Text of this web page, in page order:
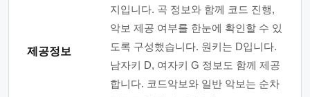
제공정보
지입니다. 곡 정보와 함께 코드 진행,
악보 제공 여부를 한눈에 확인할 수 있
도록 구성했습니다. 원키는 D입니다.
남자키 D, 여자키 G 정보도 함께 제공
합니다. 코드악보와 일반 악보는 순차